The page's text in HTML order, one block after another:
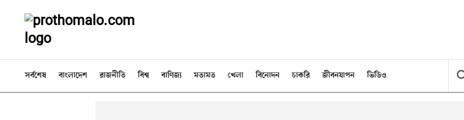
সর্বশেষ বাংলাদেশ রাজনীতি বিশ্ব বাণিজ্য মতামত খেলা বিনোদন চাকরি জীবনযাপন ভিডিও